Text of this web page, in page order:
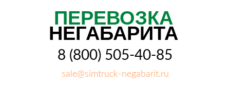
ПЕРЕВОЗКА
НЕГАБАРИТА
8 (800) 505-40-85
sale@simtruck-negabarit.ru